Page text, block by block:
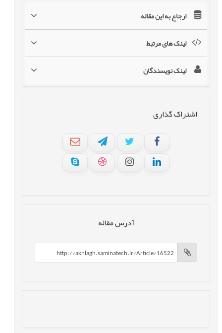
ارجاع به این مقاله
لینک های مرتبط
لینک نویسندگان
اشتراک گذاری
آدرس مقاله